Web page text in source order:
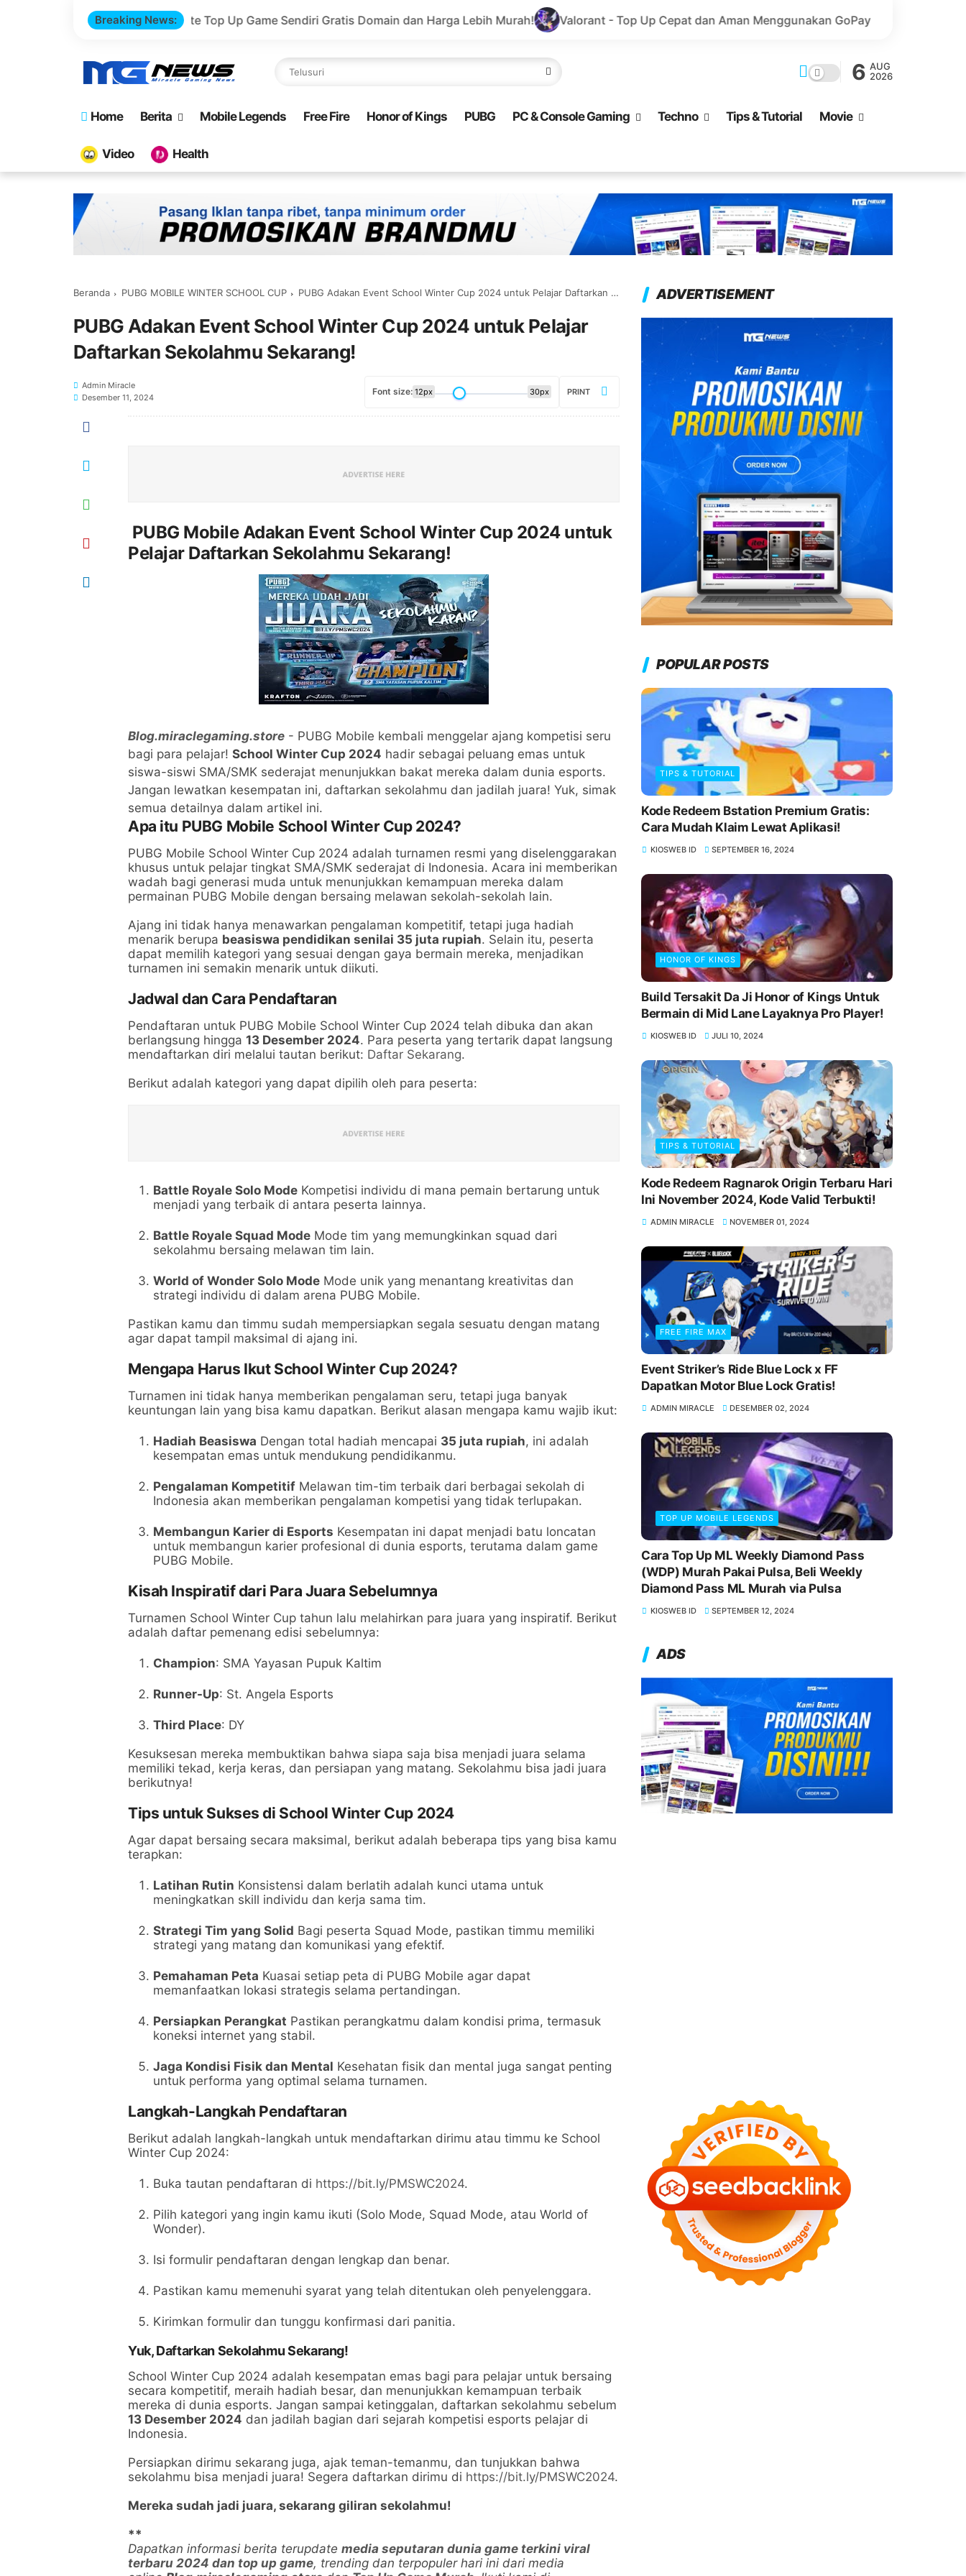
Breaking News:
Buat Website Top Up Game Sendiri Gratis Domain dan Harga Lebih Murah! Valorant - Top Up Cepat dan Aman Menggunakan GoPay Marvel Rivals - Top Up Seru
6 AUG
2026
Home Berita Mobile Legends Free Fire Honor of Kings PUBG PC & Console Gaming Techno Tips & Tutorial Movie
Video Health
Beranda PUBG MOBILE WINTER SCHOOL CUP PUBG Adakan Event School Winter Cup 2024 untuk Pelajar Daftarkan Sekolahmu Sekarang!
PUBG Adakan Event School Winter Cup 2024 untuk Pelajar
Daftarkan Sekolahmu Sekarang!
Admin Miracle
Desember 11, 2024
Font size: 12px 30px PRINT
PUBG Mobile Adakan Event School Winter Cup 2024 untuk
Pelajar Daftarkan Sekolahmu Sekarang!
Blog.miraclegaming.store - PUBG Mobile kembali menggelar ajang kompetisi seru
bagi para pelajar! School Winter Cup 2024 hadir sebagai peluang emas untuk
siswa-siswi SMA/SMK sederajat menunjukkan bakat mereka dalam dunia esports.
Jangan lewatkan kesempatan ini, daftarkan sekolahmu dan jadilah juara! Yuk, simak
semua detailnya dalam artikel ini.
Apa itu PUBG Mobile School Winter Cup 2024?
PUBG Mobile School Winter Cup 2024 adalah turnamen resmi yang diselenggarakan
khusus untuk pelajar tingkat SMA/SMK sederajat di Indonesia. Acara ini memberikan
wadah bagi generasi muda untuk menunjukkan kemampuan mereka dalam
permainan PUBG Mobile dengan bersaing melawan sekolah-sekolah lain.
Ajang ini tidak hanya menawarkan pengalaman kompetitif, tetapi juga hadiah
menarik berupa beasiswa pendidikan senilai 35 juta rupiah. Selain itu, peserta
dapat memilih kategori yang sesuai dengan gaya bermain mereka, menjadikan
turnamen ini semakin menarik untuk diikuti.
Jadwal dan Cara Pendaftaran
Pendaftaran untuk PUBG Mobile School Winter Cup 2024 telah dibuka dan akan
berlangsung hingga 13 Desember 2024. Para peserta yang tertarik dapat langsung
mendaftarkan diri melalui tautan berikut: Daftar Sekarang.
Berikut adalah kategori yang dapat dipilih oleh para peserta:
Battle Royale Solo Mode Kompetisi individu di mana pemain bertarung untuk
menjadi yang terbaik di antara peserta lainnya.
Battle Royale Squad Mode Mode tim yang memungkinkan squad dari
sekolahmu bersaing melawan tim lain.
World of Wonder Solo Mode Mode unik yang menantang kreativitas dan
strategi individu di dalam arena PUBG Mobile.
Pastikan kamu dan timmu sudah mempersiapkan segala sesuatu dengan matang
agar dapat tampil maksimal di ajang ini.
Mengapa Harus Ikut School Winter Cup 2024?
Turnamen ini tidak hanya memberikan pengalaman seru, tetapi juga banyak
keuntungan lain yang bisa kamu dapatkan. Berikut alasan mengapa kamu wajib ikut:
Hadiah Beasiswa Dengan total hadiah mencapai 35 juta rupiah, ini adalah
kesempatan emas untuk mendukung pendidikanmu.
Pengalaman Kompetitif Melawan tim-tim terbaik dari berbagai sekolah di
Indonesia akan memberikan pengalaman kompetisi yang tidak terlupakan.
Membangun Karier di Esports Kesempatan ini dapat menjadi batu loncatan
untuk membangun karier profesional di dunia esports, terutama dalam game
PUBG Mobile.
Kisah Inspiratif dari Para Juara Sebelumnya
Turnamen School Winter Cup tahun lalu melahirkan para juara yang inspiratif. Berikut
adalah daftar pemenang edisi sebelumnya:
Champion: SMA Yayasan Pupuk Kaltim
Runner-Up: St. Angela Esports
Third Place: DY
Kesuksesan mereka membuktikan bahwa siapa saja bisa menjadi juara selama
memiliki tekad, kerja keras, dan persiapan yang matang. Sekolahmu bisa jadi juara
berikutnya!
Tips untuk Sukses di School Winter Cup 2024
Agar dapat bersaing secara maksimal, berikut adalah beberapa tips yang bisa kamu
terapkan:
Latihan Rutin Konsistensi dalam berlatih adalah kunci utama untuk
meningkatkan skill individu dan kerja sama tim.
Strategi Tim yang Solid Bagi peserta Squad Mode, pastikan timmu memiliki
strategi yang matang dan komunikasi yang efektif.
Pemahaman Peta Kuasai setiap peta di PUBG Mobile agar dapat
memanfaatkan lokasi strategis selama pertandingan.
Persiapkan Perangkat Pastikan perangkatmu dalam kondisi prima, termasuk
koneksi internet yang stabil.
Jaga Kondisi Fisik dan Mental Kesehatan fisik dan mental juga sangat penting
untuk performa yang optimal selama turnamen.
Langkah-Langkah Pendaftaran
Berikut adalah langkah-langkah untuk mendaftarkan dirimu atau timmu ke School
Winter Cup 2024:
Buka tautan pendaftaran di https://bit.ly/PMSWC2024.
Pilih kategori yang ingin kamu ikuti (Solo Mode, Squad Mode, atau World of
Wonder).
Isi formulir pendaftaran dengan lengkap dan benar.
Pastikan kamu memenuhi syarat yang telah ditentukan oleh penyelenggara.
Kirimkan formulir dan tunggu konfirmasi dari panitia.
Yuk, Daftarkan Sekolahmu Sekarang!
School Winter Cup 2024 adalah kesempatan emas bagi para pelajar untuk bersaing
secara kompetitif, meraih hadiah besar, dan menunjukkan kemampuan terbaik
mereka di dunia esports. Jangan sampai ketinggalan, daftarkan sekolahmu sebelum
13 Desember 2024 dan jadilah bagian dari sejarah kompetisi esports pelajar di
Indonesia.
Persiapkan dirimu sekarang juga, ajak teman-temanmu, dan tunjukkan bahwa
sekolahmu bisa menjadi juara! Segera daftarkan dirimu di https://bit.ly/PMSWC2024.
Mereka sudah jadi juara, sekarang giliran sekolahmu!
**
Dapatkan informasi berita terupdate media seputaran dunia game terkini viral
terbaru 2024 dan top up game, trending dan terpopuler hari ini dari media
ADVERTISEMENT
POPULAR POSTS
TIPS & TUTORIAL
Kode Redeem Bstation Premium Gratis:
Cara Mudah Klaim Lewat Aplikasi!
KIOSWEB ID SEPTEMBER 16, 2024
HONOR OF KINGS
Build Tersakit Da Ji Honor of Kings Untuk
Bermain di Mid Lane Layaknya Pro Player!
KIOSWEB ID JULI 10, 2024
TIPS & TUTORIAL
Kode Redeem Ragnarok Origin Terbaru Hari
Ini November 2024, Kode Valid Terbukti!
ADMIN MIRACLE NOVEMBER 01, 2024
FREE FIRE MAX
Event Striker’s Ride Blue Lock x FF
Dapatkan Motor Blue Lock Gratis!
ADMIN MIRACLE DESEMBER 02, 2024
TOP UP MOBILE LEGENDS
Cara Top Up ML Weekly Diamond Pass
(WDP) Murah Pakai Pulsa, Beli Weekly
Diamond Pass ML Murah via Pulsa
KIOSWEB ID SEPTEMBER 12, 2024
ADS